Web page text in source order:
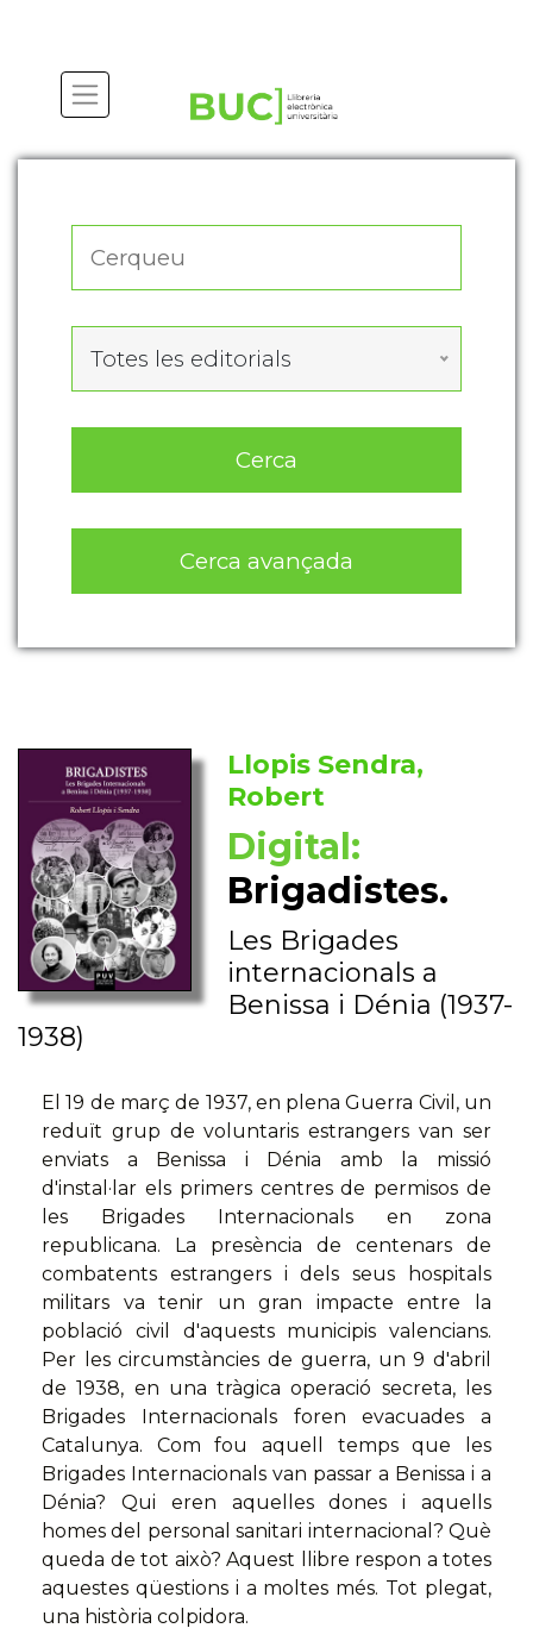
Totes les editorials
Cerca
Cerca avançada
Llopis Sendra,
Robert
Digital:
Brigadistes.
Les Brigades
internacionals a
Benissa i Dénia (1937-
1938)
El 19 de març de 1937, en plena Guerra Civil, un
reduït grup de voluntaris estrangers van ser
enviats a Benissa i Dénia amb la missió
d'instal·lar els primers centres de permisos de
les Brigades Internacionals en zona
republicana. La presència de centenars de
combatents estrangers i dels seus hospitals
militars va tenir un gran impacte entre la
població civil d'aquests municipis valencians.
Per les circumstàncies de guerra, un 9 d'abril
de 1938, en una tràgica operació secreta, les
Brigades Internacionals foren evacuades a
Catalunya. Com fou aquell temps que les
Brigades Internacionals van passar a Benissa i a
Dénia? Qui eren aquelles dones i aquells
homes del personal sanitari internacional? Què
queda de tot això? Aquest llibre respon a totes
aquestes qüestions i a moltes més. Tot plegat,
una història colpidora.